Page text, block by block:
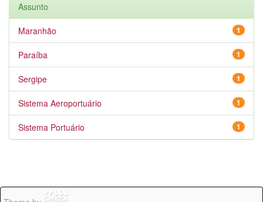
Assunto
1
Maranhão
1
Paraíba
1
Sergipe
1
Sistema Aeroportuário
1
Sistema Portuário